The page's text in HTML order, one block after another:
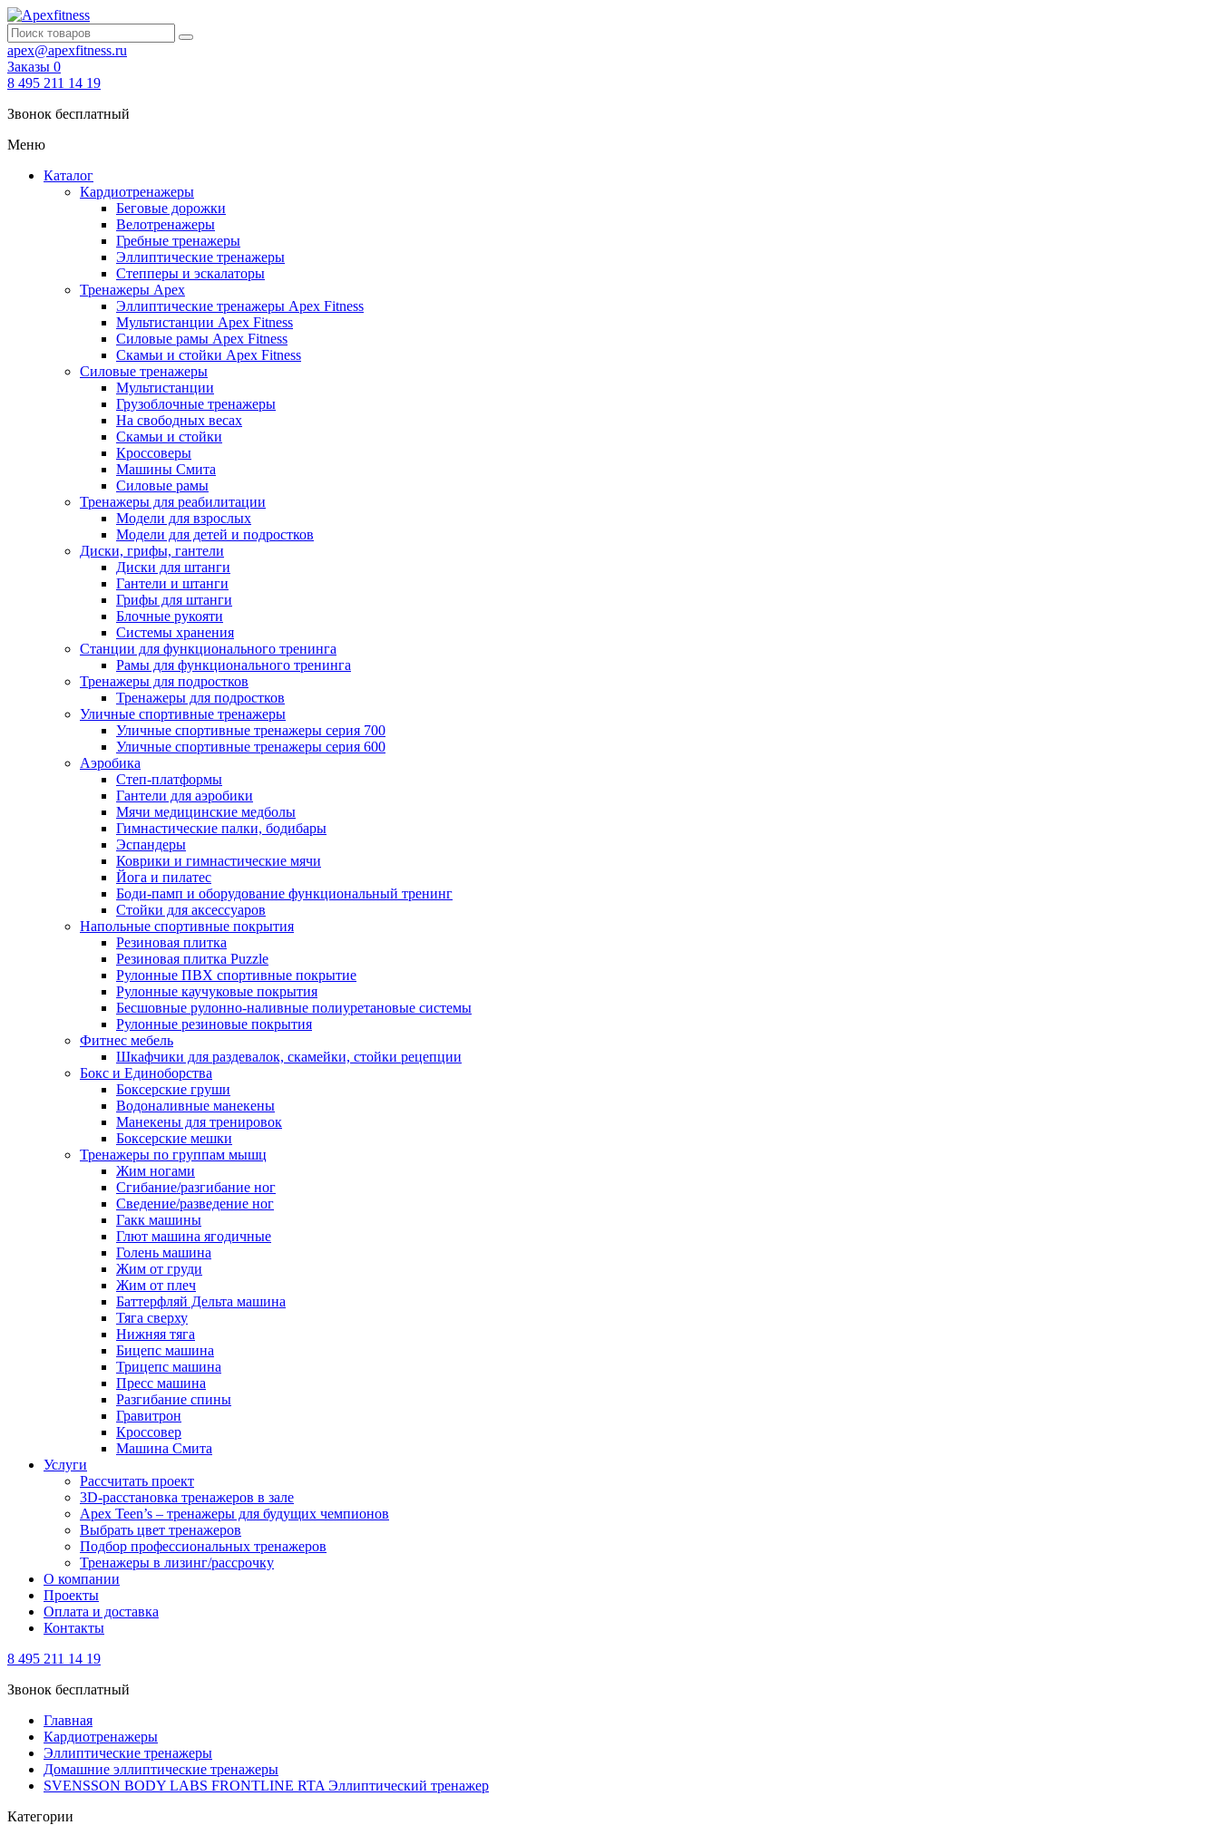
apex@apexfitness.ru
Заказы 0
8 495 211 14 19
Звонок бесплатный
Меню
Каталог
Кардиотренажеры
Беговые дорожки
Велотренажеры
Гребные тренажеры
Эллиптические тренажеры
Степперы и эскалаторы
Тренажеры Apex
Эллиптические тренажеры Apex Fitness
Мультистанции Apex Fitness
Силовые рамы Apex Fitness
Скамьи и стойки Apex Fitness
Силовые тренажеры
Мультистанции
Грузоблочные тренажеры
На свободных весах
Скамьи и стойки
Кроссоверы
Машины Смита
Силовые рамы
Тренажеры для реабилитации
Модели для взрослых
Модели для детей и подростков
Диски, грифы, гантели
Диски для штанги
Гантели и штанги
Грифы для штанги
Блочные рукояти
Системы хранения
Станции для функционального тренинга
Рамы для функционального тренинга
Тренажеры для подростков
Тренажеры для подростков
Уличные спортивные тренажеры
Уличные спортивные тренажеры серия 700
Уличные спортивные тренажеры серия 600
Аэробика
Степ-платформы
Гантели для аэробики
Мячи медицинские медболы
Гимнастические палки, бодибары
Эспандеры
Коврики и гимнастические мячи
Йога и пилатес
Боди-памп и оборудование функциональный тренинг
Стойки для аксессуаров
Напольные спортивные покрытия
Резиновая плитка
Резиновая плитка Puzzle
Рулонные ПВХ спортивные покрытие
Рулонные каучуковые покрытия
Бесшовные рулонно-наливные полиуретановые системы
Рулонные резиновые покрытия
Фитнес мебель
Шкафчики для раздевалок, скамейки, стойки рецепции
Бокс и Единоборства
Боксерские груши
Водоналивные манекены
Манекены для тренировок
Боксерские мешки
Тренажеры по группам мышц
Жим ногами
Сгибание/разгибание ног
Сведение/разведение ног
Гакк машины
Глют машина ягодичные
Голень машина
Жим от груди
Жим от плеч
Баттерфляй Дельта машина
Тяга сверху
Нижняя тяга
Бицепс машина
Трицепс машина
Пресс машина
Разгибание спины
Гравитрон
Кроссовер
Машина Смита
Услуги
Рассчитать проект
3D-расстановка тренажеров в зале
Apex Teen’s – тренажеры для будущих чемпионов
Выбрать цвет тренажеров
Подбор профессиональных тренажеров
Тренажеры в лизинг/рассрочку
О компании
Проекты
Оплата и доставка
Контакты
8 495 211 14 19
Звонок бесплатный
Главная
Кардиотренажеры
Эллиптические тренажеры
Домашние эллиптические тренажеры
SVENSSON BODY LABS FRONTLINE RTA Эллиптический тренажер
Категории